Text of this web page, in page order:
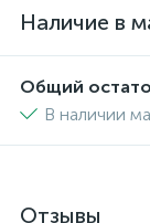
Наличие в
Общий
В наличии
Отзывы